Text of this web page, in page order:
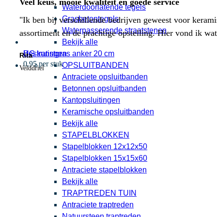
HG kunstgras anker 20 cm
0,95 per stuk
Waterdoorlatende tegels
Grasbetontegels
Waterpasserende straatstenen
Bekijk alle
Bestratingen
OPSLUITBANDEN
Antraciete opsluitbanden
Betonnen opsluitbanden
Kantopsluitingen
Keramische opsluitbanden
Bekijk alle
STAPELBLOKKEN
Stapelblokken 12x12x50
Stapelblokken 15x15x60
Antraciete stapelblokken
Bekijk alle
TRAPTREDEN TUIN
Antraciete traptreden
Veel keus, mooie kwaliteit en goede service
"Ik ben bij verschillende bedrijven geweest voor
assortiment en de prachtige opstelling. Hier vond ik
Rita
Velddriel